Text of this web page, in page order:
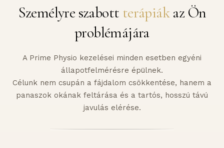
Személyre szabott terápiákaz Ön
problémájára
A Prime Physio kezelései minden esetben egyéni
állapotfelmérésre épülnek.
Célunk nem csupán a fájdalom csökkentése, hanem a
panaszok okának feltárása és a tartós, hosszú távú
javulás elérése.